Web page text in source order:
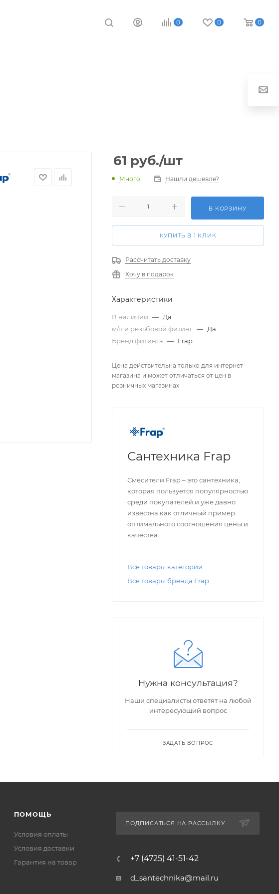
0 0 0
61 руб./шт
Много Нашли дешевле?
В КОРЗИНУ
КУПИТЬ В 1 КЛИК
Рассчитать доставку
Хочу в подарок
Характеристики
В наличии — Да
м/п и резьбовой фитинг — Да
Бренд фитинга — Frap
Цена действительна только для интернет-
магазина и может отличаться от цен в
розничных магазинах
Сантехника Frap
Смесители Frap – это сантехника,
которая пользуется популярностью
среди покупателей и уже давно
известна как отличный пример
оптимального соотношения цены и
качества.
Все товары категории
Все товары бренда Frap
Нужна консультация?
Наши специалисты ответят на любой
интересующий вопрос
ЗАДАТЬ ВОПРОС
ПОМОЩЬ
Условия оплаты
Условия доставки
Гарантия на товар
ПОДПИСАТЬСЯ НА РАССЫЛКУ
+7 (4725) 41-51-42
d_santechnika@mail.ru